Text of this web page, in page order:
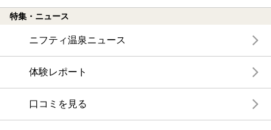
特集・ニュース
ニフティ温泉ニュース
体験レポート
口コミを見る